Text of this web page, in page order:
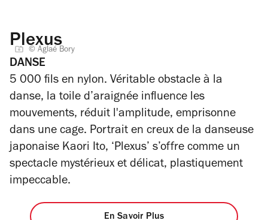
Plexus
© Aglaé Bory
DANSE
5 000 fils en nylon. Véritable obstacle à la
danse, la toile d’araignée influence les
mouvements, réduit l'amplitude, emprisonne
dans une cage. Portrait en creux de la danseuse
japonaise Kaori Ito, ‘Plexus’ s’offre comme un
spectacle mystérieux et délicat, plastiquement
impeccable.
En Savoir Plus